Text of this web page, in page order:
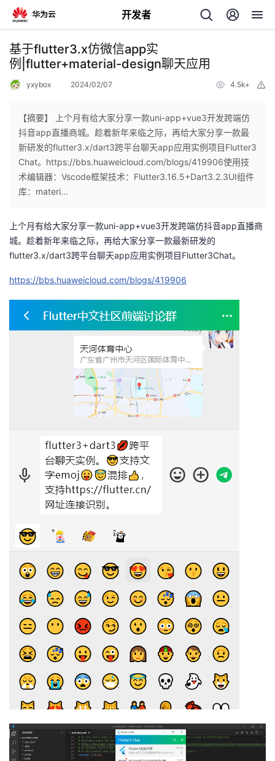
开发者
返
回
个
人
页
我
开
者
子
直
的
动
我
关
注
的
开
发
者
学
堂
的
我
我
的
Programs
我
的
支
持
我
的
技
我
的
基于flutter3.x仿微信app实
例|flutter+material-design聊天应用
yxybox 2024/02/07 4.5k+
【摘要】 上个月有给大家分享一款uni-app+vue3开发跨端仿
抖音app直播商城。趁着新年来临之际，再给大家分享一款最
新研发的flutter3.x/dart3跨平台聊天app应用实例项目Flutter3
Chat。https://bbs.huaweicloud.com/blogs/419906使用技
术编辑器：Vscode框架技术：Flutter3.16.5+Dart3.2.3UI组件
库：materi...
上个月有给大家分享一款uni-app+vue3开发跨端仿抖音app直播商
城。趁着新年来临之际，再给大家分享一款最新研发的
flutter3.x/dart3跨平台聊天app应用实例项目Flutter3Chat。
https://bbs.huaweicloud.com/blogs/419906